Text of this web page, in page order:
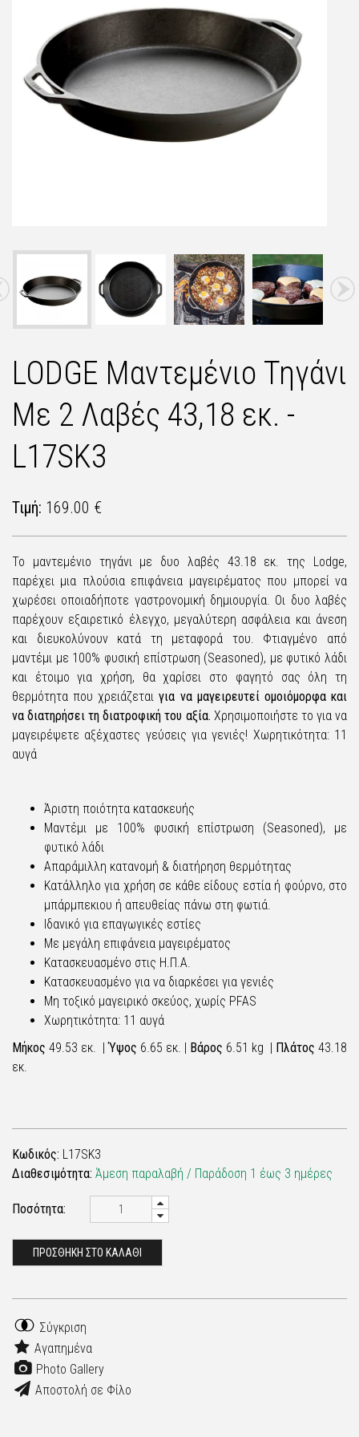
LODGE Μαντεμένιο Τηγάνι
Με 2 Λαβές 43,18 εκ. -
L17SK3
Τιμή: 169.00 €
Το μαντεμένιο τηγάνι με δυο λαβές 43.18 εκ. της Lodge,
παρέχει μια πλούσια επιφάνεια μαγειρέματος που μπορεί να
χωρέσει οποιαδήποτε γαστρονομική δημιουργία. Οι δυο λαβές
παρέχουν εξαιρετικό έλεγχο, μεγαλύτερη ασφάλεια και άνεση
και διευκολύνουν κατά τη μεταφορά του. Φτιαγμένο από
μαντέμι με 100% φυσική επίστρωση (Seasoned), με φυτικό λάδι
και έτοιμο για χρήση, θα χαρίσει στο φαγητό σας όλη τη
θερμότητα που χρειάζεται για να μαγειρευτεί ομοιόμορφα και
να διατηρήσει τη διατροφική του αξία. Χρησιμοποιήστε το για να
μαγειρέψετε αξέχαστες γεύσεις για γενιές! Χωρητικότητα: 11
αυγά
Άριστη ποιότητα κατασκευής
Μαντέμι με 100% φυσική επίστρωση (Seasoned), με
φυτικό λάδι
Απαράμιλλη κατανομή & διατήρηση θερμότητας
Κατάλληλο για χρήση σε κάθε είδους εστία ή φούρνο, στο
μπάρμπεκιου ή απευθείας πάνω στη φωτιά.
Ιδανικό για επαγωγικές εστίες
Με μεγάλη επιφάνεια μαγειρέματος
Κατασκευασμένο στις Η.Π.Α.
Κατασκευασμένο για να διαρκέσει για γενιές
Μη τοξικό μαγειρικό σκεύος, χωρίς PFAS
Χωρητικότητα: 11 αυγά
Μήκος 49.53 εκ. |Ύψος 6.65 εκ. | Βάρος 6.51 kg | Πλάτος 43.18
εκ.
Κωδικός: L17SK3
Διαθεσιμότητα: Άμεση παραλαβή / Παράδoση 1 έως 3 ημέρες
Ποσότητα:
ΠΡΟΣΘΗΚΗ ΣΤΟ ΚΑΛΑΘΙ
Σύγκριση
Αγαπημένα
Photo Gallery
Αποστολή σε Φίλο